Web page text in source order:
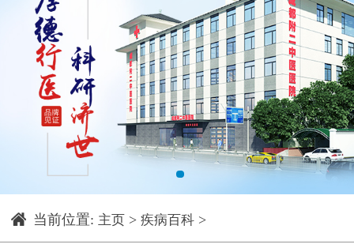
1
当前位置: 主页 > 疾病百科 >